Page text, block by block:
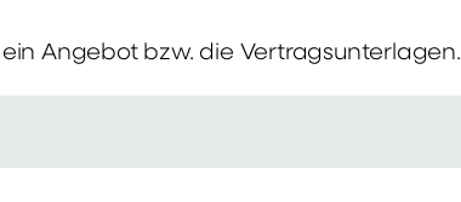
Angebot bzw. die Vertragsunterlagen.